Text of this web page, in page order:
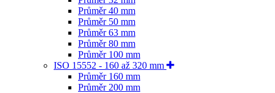
Průměr 40 mm
Průměr 50 mm
Průměr 63 mm
Průměr 80 mm
Průměr 100 mm
ISO 15552 - 160 až 320 mm
Průměr 160 mm
Průměr 200 mm